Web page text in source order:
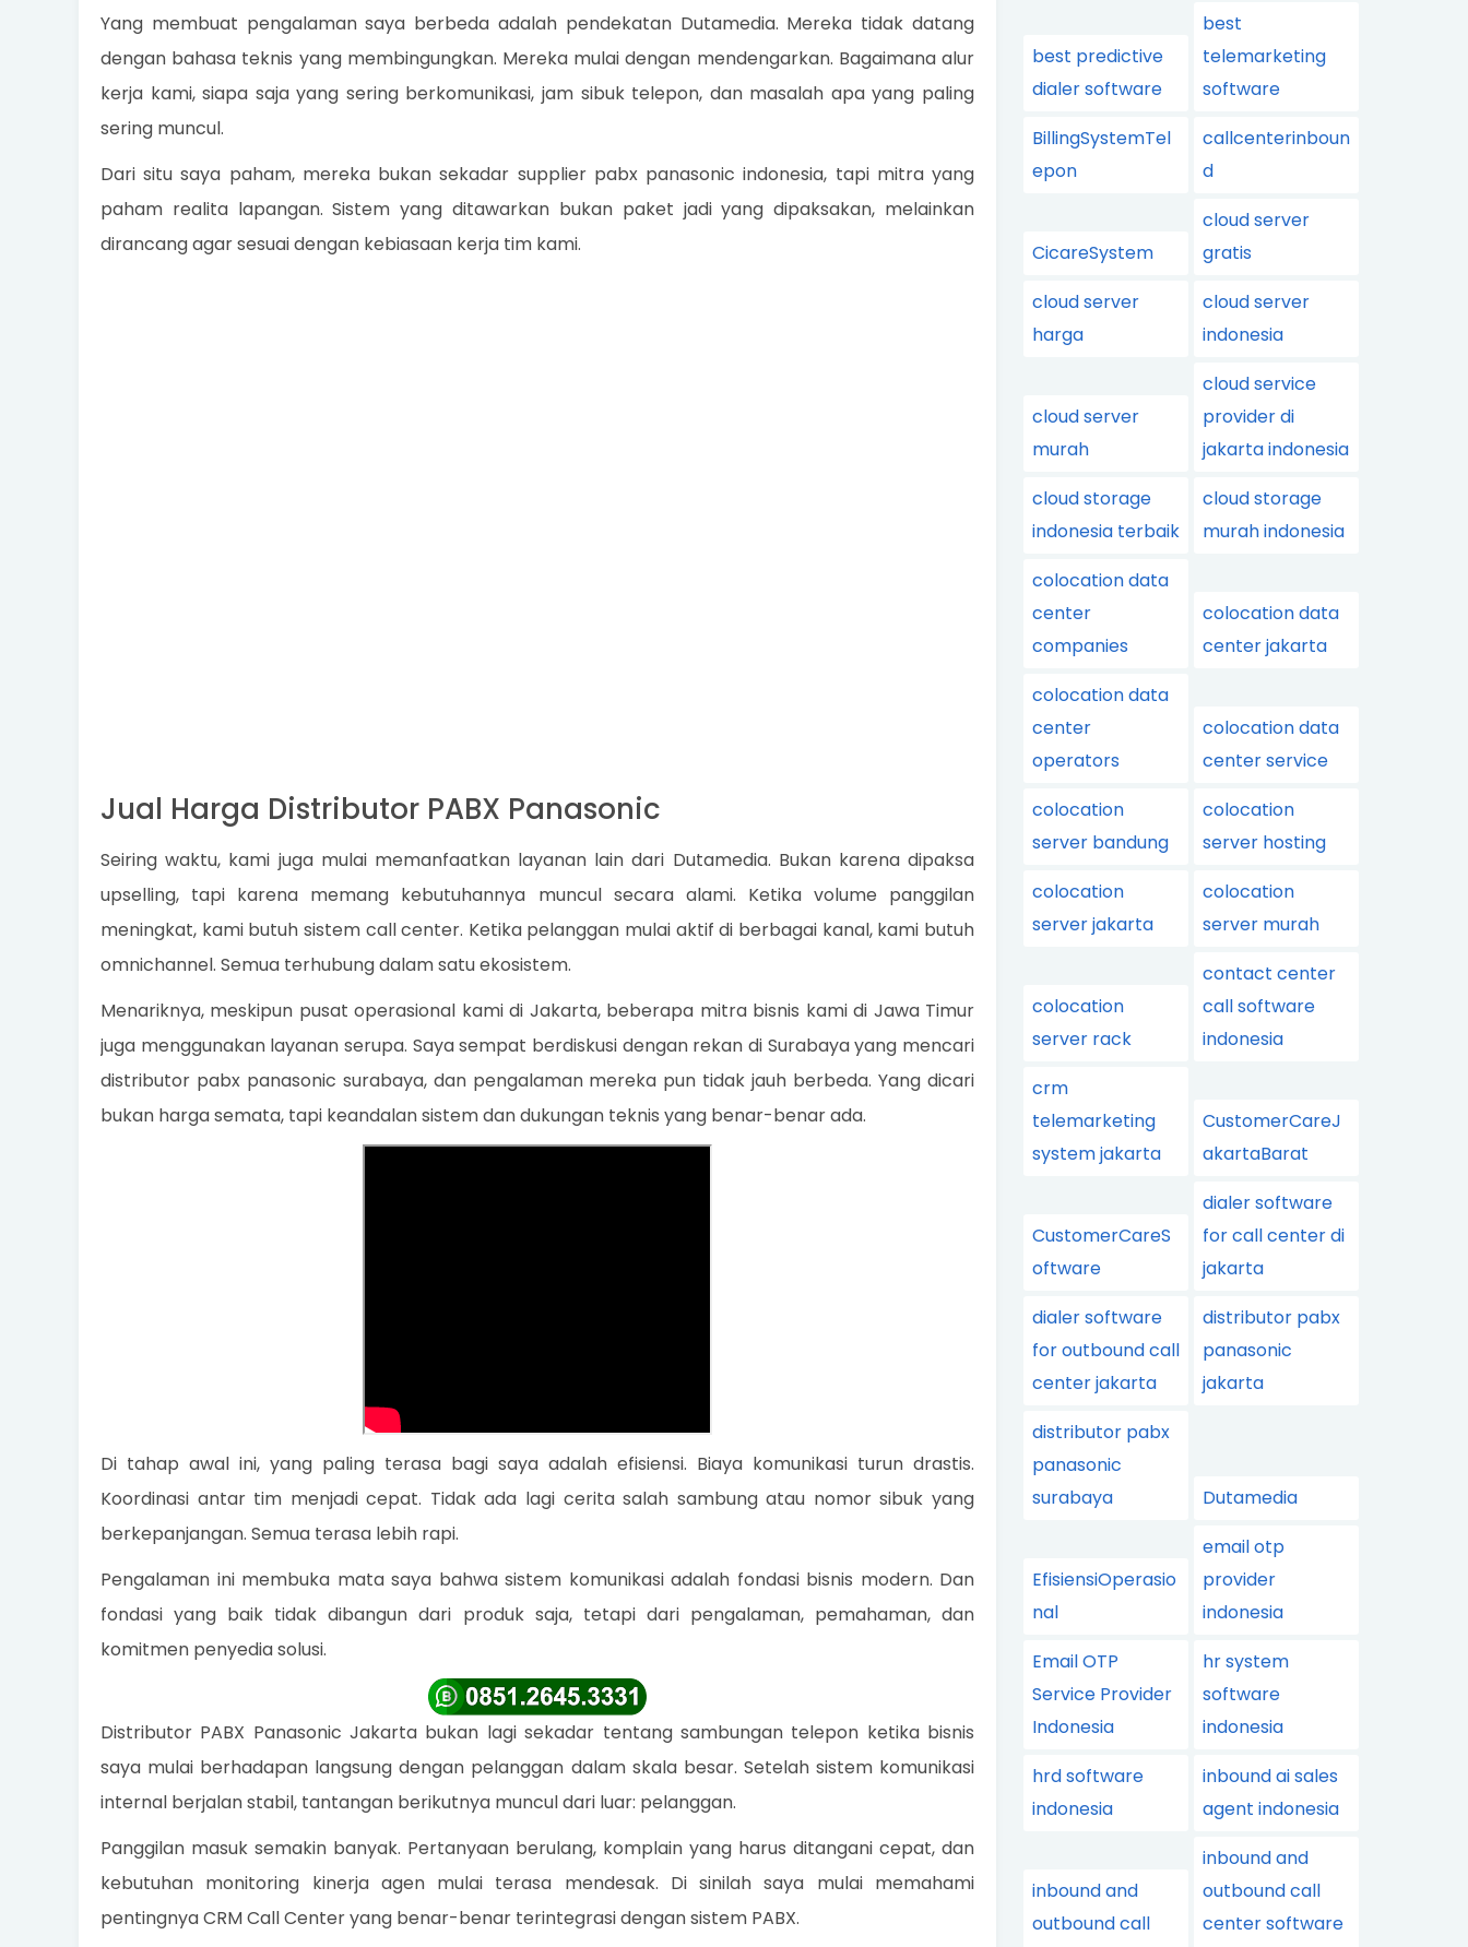
Yang membuat pengalaman saya berbeda adalah pendekatan Dutamedia. Mereka tidak datang
dengan bahasa teknis yang membingungkan. Mereka mulai dengan mendengarkan. Bagaimana alur
kerja kami, siapa saja yang sering berkomunikasi, jam sibuk telepon, dan masalah apa yang paling
sering muncul.
Dari situ saya paham, mereka bukan sekadar supplier pabx panasonic indonesia, tapi mitra yang
paham realita lapangan. Sistem yang ditawarkan bukan paket jadi yang dipaksakan, melainkan
dirancang agar sesuai dengan kebiasaan kerja tim kami.
Jual Harga Distributor PABX Panasonic
Seiring waktu, kami juga mulai memanfaatkan layanan lain dari Dutamedia. Bukan karena dipaksa
upselling, tapi karena memang kebutuhannya muncul secara alami. Ketika volume panggilan
meningkat, kami butuh sistem call center. Ketika pelanggan mulai aktif di berbagai kanal, kami butuh
omnichannel. Semua terhubung dalam satu ekosistem.
Menariknya, meskipun pusat operasional kami di Jakarta, beberapa mitra bisnis kami di Jawa Timur
juga menggunakan layanan serupa. Saya sempat berdiskusi dengan rekan di Surabaya yang mencari
distributor pabx panasonic surabaya, dan pengalaman mereka pun tidak jauh berbeda. Yang dicari
bukan harga semata, tapi keandalan sistem dan dukungan teknis yang benar-benar ada.
Di tahap awal ini, yang paling terasa bagi saya adalah efisiensi. Biaya komunikasi turun drastis.
Koordinasi antar tim menjadi cepat. Tidak ada lagi cerita salah sambung atau nomor sibuk yang
berkepanjangan. Semua terasa lebih rapi.
Pengalaman ini membuka mata saya bahwa sistem komunikasi adalah fondasi bisnis modern. Dan
fondasi yang baik tidak dibangun dari produk saja, tetapi dari pengalaman, pemahaman, dan
komitmen penyedia solusi.
Distributor PABX Panasonic Jakarta bukan lagi sekadar tentang sambungan telepon ketika bisnis
saya mulai berhadapan langsung dengan pelanggan dalam skala besar. Setelah sistem komunikasi
internal berjalan stabil, tantangan berikutnya muncul dari luar: pelanggan.
Panggilan masuk semakin banyak. Pertanyaan berulang, komplain yang harus ditangani cepat, dan
kebutuhan monitoring kinerja agen mulai terasa mendesak. Di sinilah saya mulai memahami
pentingnya CRM Call Center yang benar-benar terintegrasi dengan sistem PABX.
best predictive
dialer software
best
telemarketing
software
BillingSystemTel
epon
callcenterinboun
d
CicareSystem
cloud server
gratis
cloud server
harga
cloud server
indonesia
cloud server
murah
cloud service
provider di
jakarta indonesia
cloud storage
indonesia terbaik
cloud storage
murah indonesia
colocation data
center
companies
colocation data
center jakarta
colocation data
center
operators
colocation data
center service
colocation
server bandung
colocation
server hosting
colocation
server jakarta
colocation
server murah
colocation
server rack
contact center
call software
indonesia
crm
telemarketing
system jakarta
CustomerCareJ
akartaBarat
CustomerCareS
oftware
dialer software
for call center di
jakarta
dialer software
for outbound call
center jakarta
distributor pabx
panasonic
jakarta
distributor pabx
panasonic
surabaya
Dutamedia
EfisiensiOperasio
nal
email otp
provider
indonesia
Email OTP
Service Provider
Indonesia
hr system
software
indonesia
hrd software
indonesia
inbound ai sales
agent indonesia
inbound and
outbound call
inbound and
outbound call
center software